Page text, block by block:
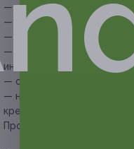
— консультация
— демакияж;
— нанесение
— нанесение состава-
индивидуально);
— обработка аппаратом
— нанесение
крема.
Продолжительность